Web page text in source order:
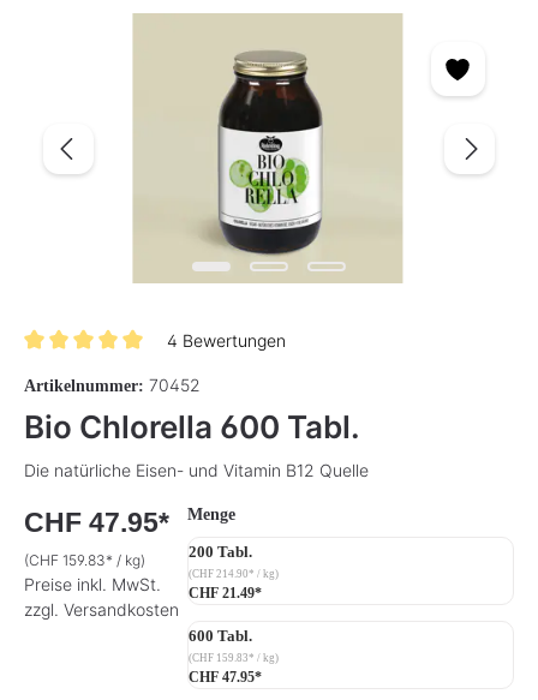
4 Bewertungen
Artikelnummer: 70452
Bio Chlorella 600 Tabl.
Die natürliche Eisen- und Vitamin B12 Quelle
CHF 47.95*
(CHF 159.83* / kg)
Preise inkl. MwSt.
zzgl. Versandkosten
Mengeauswählen
200 Tabl.
(CHF 214.90* / kg)
CHF 21.49*
600 Tabl.
(CHF 159.83* / kg)
CHF 47.95*